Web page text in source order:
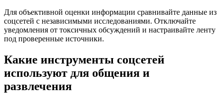
Для объективной оценки информации сравнивайте данные из
соцсетей с независимыми исследованиями. Отключайте
уведомления от токсичных обсуждений и настраивайте ленту
под проверенные источники.
Какие инструменты соцсетей
используют для общения и
развлечения